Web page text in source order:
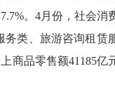
。 4月份，社会消
类、旅游咨询租赁
商品零售额41185亿